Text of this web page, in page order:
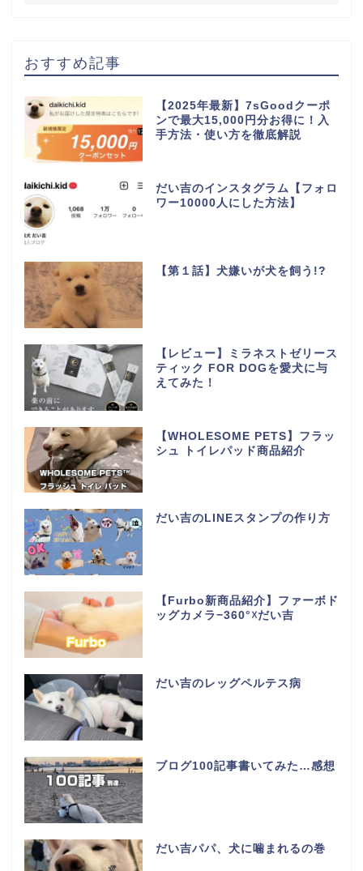
おすすめ記事
【2025年最新】7sGoodクーポ
ンで最大15,000円分お得に！入
手方法・使い方を徹底解説
だい吉のインスタグラム【フォロ
ワー10000人にした方法】
【第１話】犬嫌いが犬を飼う!?
【レビュー】ミラネストゼリース
ティック FOR DOGを愛犬に与
えてみた！
【WHOLESOME PETS】フラッ
シュ トイレパッド商品紹介
だい吉のLINEスタンプの作り方
【Furbo新商品紹介】ファーボド
ッグカメラ−360°☓だい吉
だい吉のレッグペルテス病
ブログ100記事書いてみた…感想
だい吉パパ、犬に噛まれるの巻